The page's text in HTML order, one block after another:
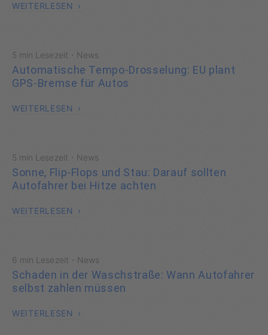
WEITERLESEN
5 min Lesezeit · News
Automatische Tempo-Drosselung: EU plant
GPS-Bremse für Autos
WEITERLESEN
5 min Lesezeit · News
Sonne, Flip-Flops und Stau: Darauf sollten
Autofahrer bei Hitze achten
WEITERLESEN
6 min Lesezeit · News
Schaden in der Waschstraße: Wann Autofahrer
selbst zahlen müssen
WEITERLESEN